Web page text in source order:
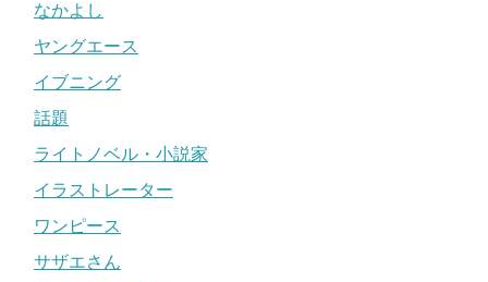
なかよし
ヤングエース
イブニング
話題
ライトノベル・小説家
イラストレーター
ワンピース
サザエさん